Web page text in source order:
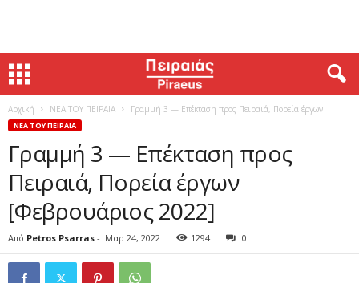
Αρχική ΝΕΑ ΤΟΥ ΠΕΙΡΑΙΑ Γραμμή 3 — Επέκταση προς Πειραιά, Πορεία έργων
ΝΕΑ ΤΟΥ ΠΕΙΡΑΙΑ
Γραμμή 3 — Επέκταση προς
Πειραιά, Πορεία έργων
[Φεβρουάριος 2022]
Από Petros Psarras - Μαρ 24, 2022 1294 0